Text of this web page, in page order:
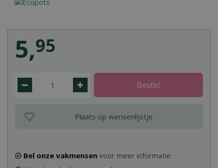
5,95
Bel onze vakmensen voor meer informatie